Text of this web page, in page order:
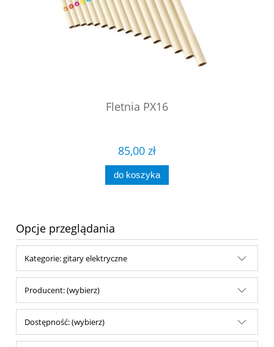
Fletnia PX16
85,00 zł
do koszyka
Opcje przeglądania
Kategorie: gitary elektryczne
Producent: (wybierz)
Dostępność: (wybierz)